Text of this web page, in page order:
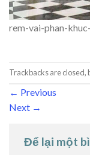
rem-vai-phan-
Trackbacks are closed,
← Previous
Next →
Để lại một